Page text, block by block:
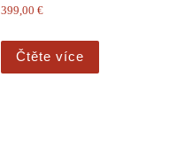
399,00€
Čtěte více